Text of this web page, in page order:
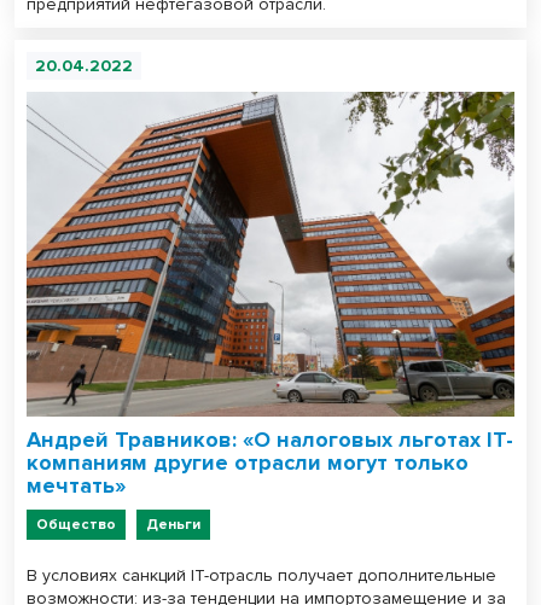
20.04.2022
Андрей Травников: «О налоговых льготах IT-
компаниям другие отрасли могут только
мечтать»
Общество Деньги
В условиях санкций IT-отрасль получает дополнительные
возможности: из-за тенденции на импортозамещение и за